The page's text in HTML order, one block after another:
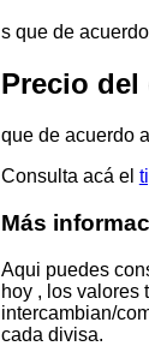
s que de
Precio del
que de acuerdo
Consulta acá el
Más
Aqui puedes
hoy , los valores
intercambian/
cada divisa.